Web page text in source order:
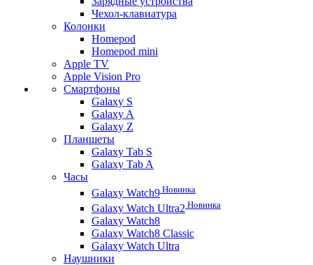
Чехол-клавиатура
Колонки
Homepod
Homepod mini
Apple TV
Apple Vision Pro
Смартфоны
Galaxy S
Galaxy A
Galaxy Z
Планшеты
Galaxy Tab S
Galaxy Tab A
Часы
Galaxy Watch9 Новинка
Galaxy Watch Ultra2 Новинка
Galaxy Watch8
Galaxy Watch8 Classic
Galaxy Watch Ultra
Наушники